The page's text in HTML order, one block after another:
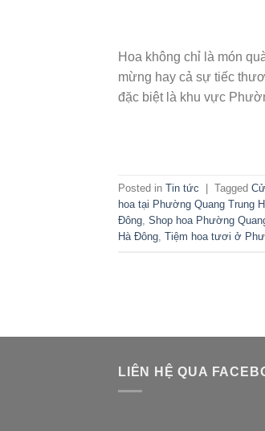
Hoa không chỉ là món
mừng hay cả sự tiếc
đặc biệt là khu vực
Posted in Tin tức Tagged
hoa tại Phường Quang Trung
Đông, Shop hoa Phường
Hà Đông, Tiệm hoa tươi ở
LIÊN HỆ QUA